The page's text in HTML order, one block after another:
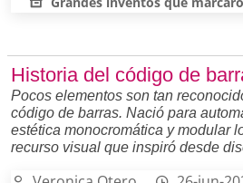
Historia del código de
Pocos elementos son tan
código de barras. Nació para
estética monocromática y modular
recurso visual que inspiró desde